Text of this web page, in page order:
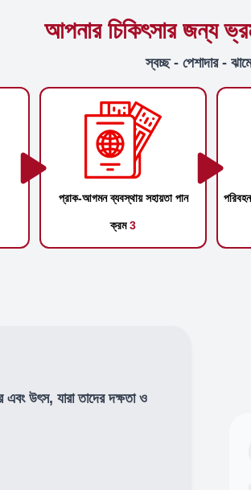
আপনার চিকিৎসার জন্য
স্বচ্ছ - পেশাদার -
প্রাক-আগমন ব্যবস্থায় সহায়তা পান
ক্রম3
এবং উৎস, যারা তাদের দক্ষতা ও